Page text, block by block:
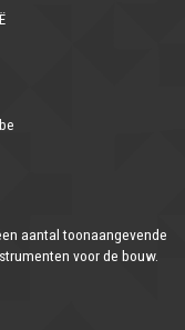
aantal toonaangevende
voor de bouw.